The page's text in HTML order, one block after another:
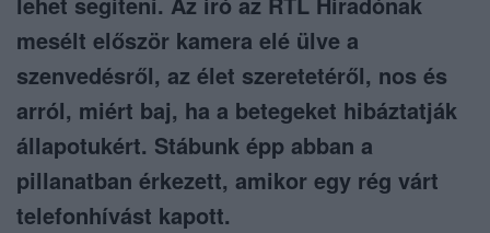
mesélt először kamera elé ülve a
szenvedésről, az élet szeretetéről, nos és
arról, miért baj, ha a betegeket hibáztatják
állapotukért. Stábunk épp abban a
pillanatban érkezett, amikor egy rég várt
telefonhívást kapott.